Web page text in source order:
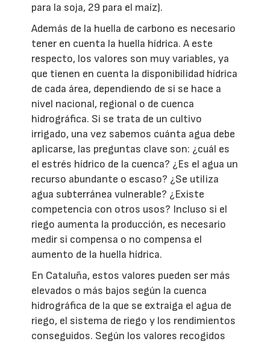
para la soja, 29 para el maíz).
Además de la huella de carbono es necesario
tener en cuenta la huella hídrica. A este
respecto, los valores son muy variables, ya
que tienen en cuenta la disponibilidad hídrica
de cada área, dependiendo de si se hace a
nivel nacional, regional o de cuenca
hidrográfica. Si se trata de un cultivo
irrigado, una vez sabemos cuánta agua debe
aplicarse, las preguntas clave son: ¿cuál es
el estrés hídrico de la cuenca? ¿Es el agua un
recurso abundante o escaso? ¿Se utiliza
agua subterránea vulnerable? ¿Existe
competencia con otros usos? Incluso si el
riego aumenta la producción, es necesario
medir si compensa o no compensa el
aumento de la huella hídrica.
En Cataluña, estos valores pueden ser más
elevados o más bajos según la cuenca
hidrográfica de la que se extraiga el agua de
riego, el sistema de riego y los rendimientos
conseguidos. Según los valores recogidos